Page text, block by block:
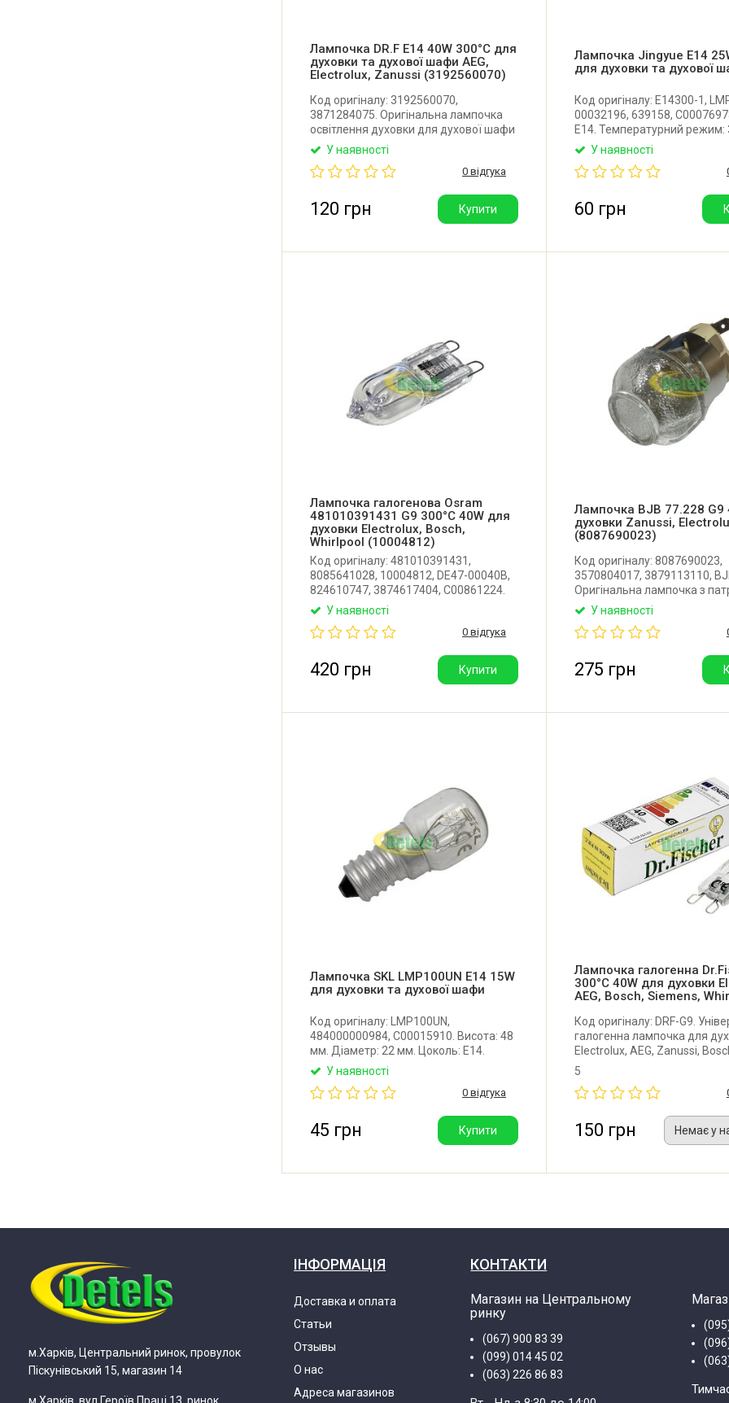
Лампочка DR.F E14 40W 300°C для
духовки та духової шафи AEG,
Electrolux, Zanussi (3192560070)
Код оригіналу: 3192560070,
3871284075. Оригінальна лампочка
освітлення духовки для духової шафи
та плити AEG, Electrolux, Zanussi,
Температурний режим: 300°C.
У наявності
0 відгука
120 грн Купити
Лампочка Jingyue E14
для духовки та духової
Код оригіналу: E14300-1,
00032196, 639158,
E14. Температурний режим:
Потужність: 25W. Виробник:
У наявності
60 грн
Лампочка галогенова Osram
481010391431 G9 300°C 40W для
духовки Electrolux, Bosch,
Whirlpool (10004812)
Код оригіналу: 481010391431,
8085641028, 10004812, DE47-00040B,
824610747, 3874617404, C00861224.
Універсальна галогенна лампочка
Whirlpool, Samsung та інших. Під
Потужність: 40W. Виробник: Osram
(Німеччина).
У наявності
0 відгука
420 грн Купити
Лампочка BJB 77.228 G9
духовки Zanussi,
(8087690023)
Код оригіналу: 8087690023,
3570804017, 3879113110,
Оригінальна лампочка з
для духовки та духової
40W. Виробник: BJB
У наявності
275 грн
Лампочка SKL LMP100UN E14 15W
для духовки та духової шафи
Код оригіналу: LMP100UN,
484000000984, C00015910. Висота: 48
мм. Діаметр: 22 мм. Цоколь: E14.
Температурний режим: до 300°C.
(Китай).
У наявності
0 відгука
45 грн Купити
Лампочка галогенна
300°C 40W для духовки
AEG, Bosch, Siemens,
Код оригіналу: DRF-G9.
галогенна лампочка для
Electrolux, AEG, Zanussi,
Siemens, Whirlpool,
цоколь G9. Температура:
Italy (P.R.C.).
5
150 грн Немає у
м.Харків, Центральний ринок, провулок
Піскунівський 15, магазин 14
м.Харків, вул.Героїв Праці 13, ринок
ІНФОРМАЦІЯ
Доставка и оплата
Статьи
Отзывы
О нас
Адреса магазинов
КОНТАКТИ
Магазин на Центральному
ринку
(067) 900 83 39
(099) 014 45 02
(063) 226 86 83